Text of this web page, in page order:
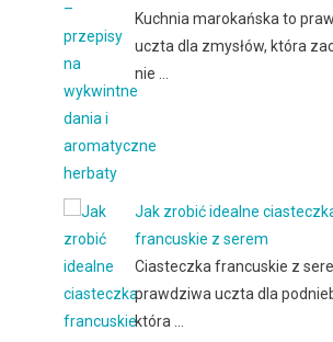
Kuchnia marokańska to
uczta dla zmysłów, która
nie …
Jak zrobić idealne
francuskie z serem
Ciasteczka francuskie z
prawdziwa uczta dla
która …